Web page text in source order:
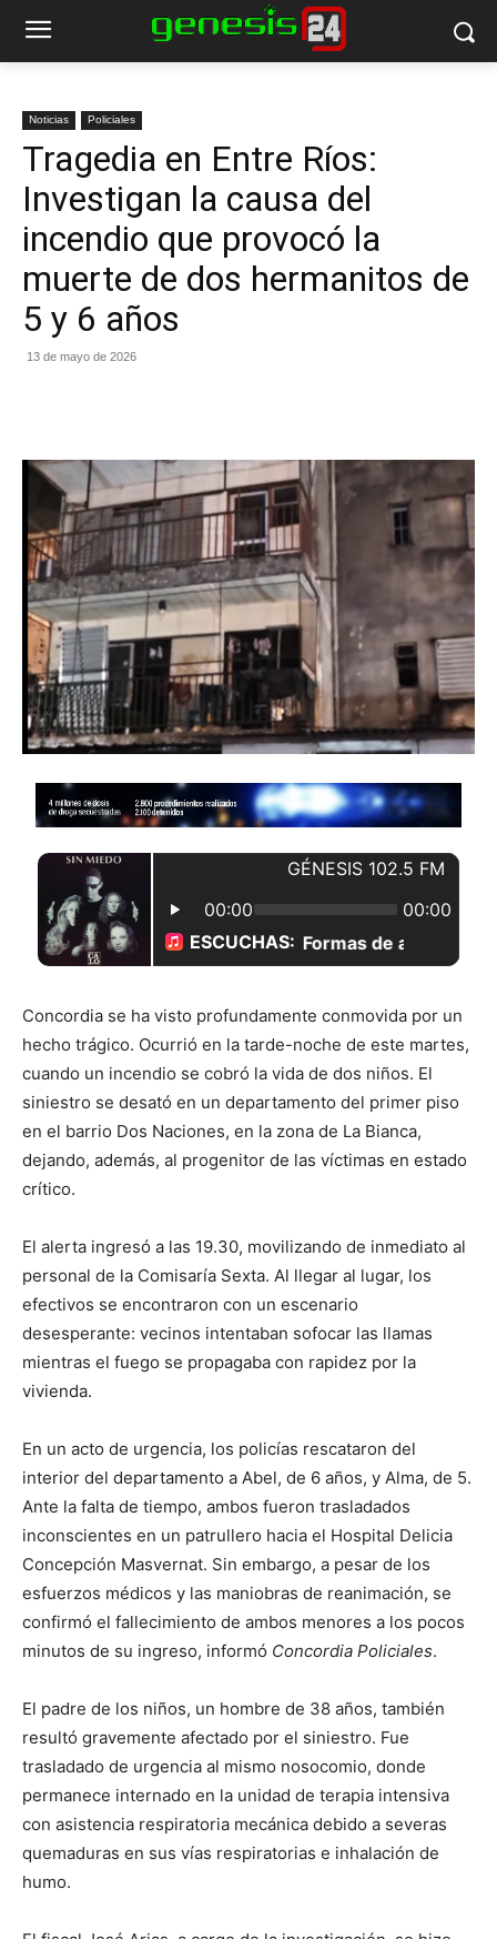
Noticias Policiales
Tragedia en Entre Ríos:
Investigan la causa del
incendio que provocó la
muerte de dos hermanitos de
5 y 6 años
13 de mayo de 2026
Concordia se ha visto profundamente conmovida por un
hecho trágico. Ocurrió en la tarde-noche de este martes,
cuando un incendio se cobró la vida de dos niños. El
siniestro se desató en un departamento del primer piso
en el barrio Dos Naciones, en la zona de La Bianca,
dejando, además, al progenitor de las víctimas en estado
crítico.
El alerta ingresó a las 19.30, movilizando de inmediato al
personal de la Comisaría Sexta. Al llegar al lugar, los
efectivos se encontraron con un escenario
desesperante: vecinos intentaban sofocar las llamas
mientras el fuego se propagaba con rapidez por la
vivienda.
En un acto de urgencia, los policías rescataron del
interior del departamento a Abel, de 6 años, y Alma, de 5.
Ante la falta de tiempo, ambos fueron trasladados
inconscientes en un patrullero hacia el Hospital Delicia
Concepción Masvernat. Sin embargo, a pesar de los
esfuerzos médicos y las maniobras de reanimación, se
confirmó el fallecimiento de ambos menores a los pocos
minutos de su ingreso, informó Concordia Policiales.
El padre de los niños, un hombre de 38 años, también
resultó gravemente afectado por el siniestro. Fue
trasladado de urgencia al mismo nosocomio, donde
permanece internado en la unidad de terapia intensiva
con asistencia respiratoria mecánica debido a severas
quemaduras en sus vías respiratorias e inhalación de
humo.